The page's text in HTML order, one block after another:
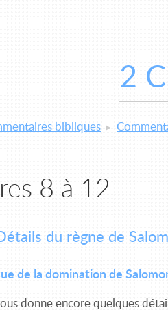
2
bibliques
8 à 12
du règne de
de la domination de
donne encore quelques